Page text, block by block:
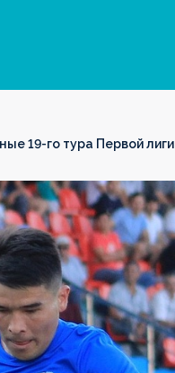
19-го тура Первой лиги